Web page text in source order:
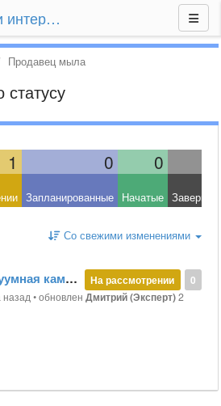
Центр поддержки интернет-магазина Extender24.ru
Продавец мыла
1 0 0
Запланированные Начатые
Со свежими изменениями
0
На рассмотрении
камера
назад•обновленДмитрий (Эксперт)2